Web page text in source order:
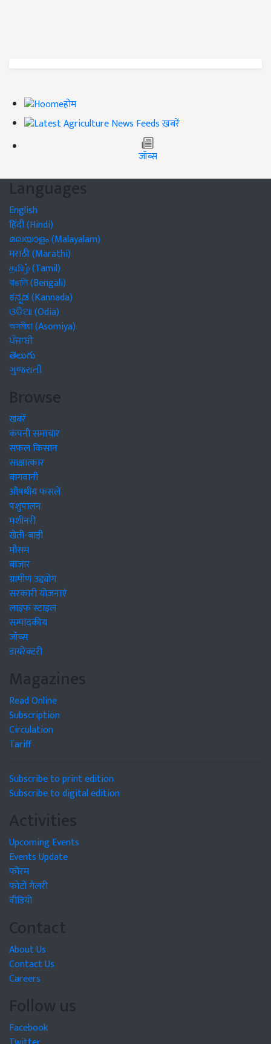
होम
ख़बरें
जॉब्स
Languages
English
हिंदी (Hindi)
മലയാളം (Malayalam)
मराठी (Marathi)
தமிழ் (Tamil)
বাঙালি (Bengali)
ಕನ್ನಡ (Kannada)
ଓଡିଆ (Odia)
অসমীয়া (Asomiya)
ਪੰਜਾਬੀ
తెలుగు
ગુજરાતી
Browse
खबरें
कंपनी समाचार
सफल किसान
साक्षात्कार
बागवानी
औषधीय फसलें
पशुपालन
मशीनरी
खेती-बाड़ी
मौसम
बाजार
ग्रामीण उद्द्योग
सरकारी योजनाएं
लाइफ स्टाइल
सम्पादकीय
जॉब्स
डायरेक्टरी
Magazines
Read Online
Subscription
Circulation
Tariff
Subscribe to print edition
Subscribe to digital edition
Activities
Upcoming Events
Events Update
फोरम
फोटो गैलरी
वीडियो
Contact
About Us
Contact Us
Careers
Follow us
Facebook